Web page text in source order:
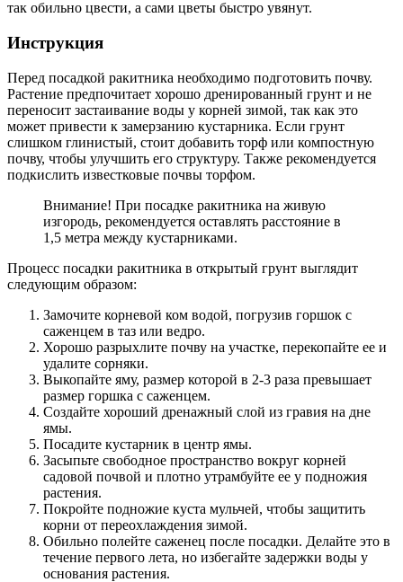
так обильно цвести, а сами цветы быстро увянут.
Инструкция
Перед посадкой ракитника необходимо подготовить почву.
Растение предпочитает хорошо дренированный грунт и не
переносит застаивание воды у корней зимой, так как это
может привести к замерзанию кустарника. Если грунт
слишком глинистый, стоит добавить торф или компостную
почву, чтобы улучшить его структуру. Также рекомендуется
подкислить известковые почвы торфом.
Внимание! При посадке ракитника на живую
изгородь, рекомендуется оставлять расстояние в
1,5 метра между кустарниками.
Процесс посадки ракитника в открытый грунт выглядит
следующим образом:
Замочите корневой ком водой, погрузив горшок с
саженцем в таз или ведро.
Хорошо разрыхлите почву на участке, перекопайте ее и
удалите сорняки.
Выкопайте яму, размер которой в 2-3 раза превышает
размер горшка с саженцем.
Создайте хороший дренажный слой из гравия на дне
ямы.
Посадите кустарник в центр ямы.
Засыпьте свободное пространство вокруг корней
садовой почвой и плотно утрамбуйте ее у подножия
растения.
Покройте подножие куста мульчей, чтобы защитить
корни от переохлаждения зимой.
Обильно полейте саженец после посадки. Делайте это в
течение первого лета, но избегайте задержки воды у
основания растения.